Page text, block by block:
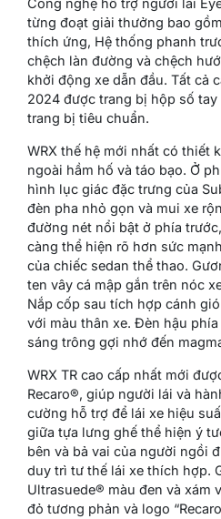
Công nghệ hỗ trợ người lái
từng đoạt giải thưởng bao
thích ứng, Hệ thống phanh
chệch làn đường và chệch
khởi động xe dẫn đầu. Tất cả
2024 được trang bị hộp số tay
trang bị tiêu chuẩn.
WRX thế hệ mới nhất có thiết
ngoài hầm hố và táo bạo. Ở
hình lục giác đặc trưng của
đèn pha nhỏ gọn và mui xe
đường nét nổi bật ở phía
càng thể hiện rõ hơn sức
của chiếc sedan thể thao.
ten vây cá mập gắn trên nóc
Nắp cốp sau tích hợp cánh
với màu thân xe. Đèn hậu
sáng trông gợi nhớ đến
WRX TR cao cấp nhất mới
Recaro®, giúp người lái và
cường hỗ trợ để lái xe hiệu
giữa tựa lưng ghế thể hiện ý
bên và bả vai của người ngồi
duy trì tư thế lái xe thích hợp.
Ultrasuede® màu đen và xám
đỏ tương phản và logo